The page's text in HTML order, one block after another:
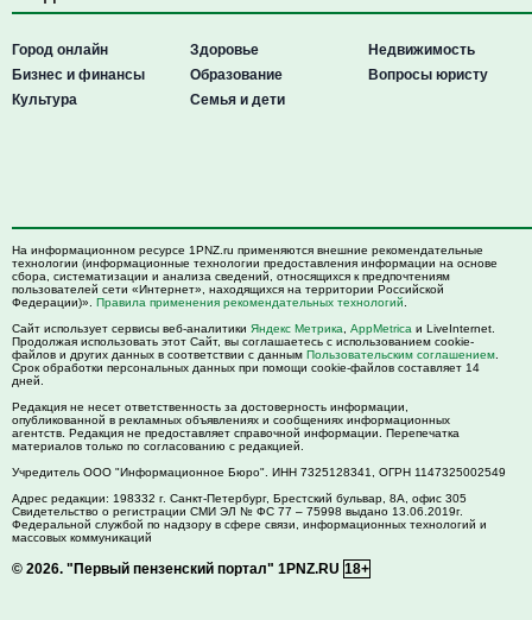
Город онлайн
Бизнес и финансы
Культура
Здоровье
Образование
Семья и дети
Недвижимость
Вопросы юристу
На информационном ресурсе 1PNZ.ru применяются внешние рекомендательные
технологии (информационные технологии предоставления информации на основе
сбора, систематизации и анализа сведений, относящихся к предпочтениям
пользователей сети «Интернет», находящихся на территории Российской
Федерации)». Правила применения рекомендательных технологий
Сайт использует сервисы веб-аналитики Яндекс Метрика AppMetrica и LiveInternet.
Продолжая использовать этот Сайт, вы соглашаетесь с использованием cookie-
файлов и других данных в соответствии с данным Пользовательским соглашением
Срок обработки персональных данных при помощи cookie-файлов составляет 14
дней.
Редакция не несет ответственность за достоверность информации,
опубликованной в рекламных объявлениях и сообщениях информационных
агентств. Редакция не предоставляет справочной информации. Перепечатка
материалов только по согласованию с редакцией.
Учредитель ООО "Информационное Бюро". ИНН 7325128341, ОГРН 1147325002549
Адрес редакции: 198332 г. Санкт-Петербург, Брестский бульвар, 8А, офис 305
Свидетельство о регистрации СМИ ЭЛ № ФС 77 – 75998 выдано 13.06.2019г.
Федеральной службой по надзору в сфере связи, информационных технологий и
массовых коммуникаций
© 2026. "Первый пензенский портал" 1PNZ.RU 18+